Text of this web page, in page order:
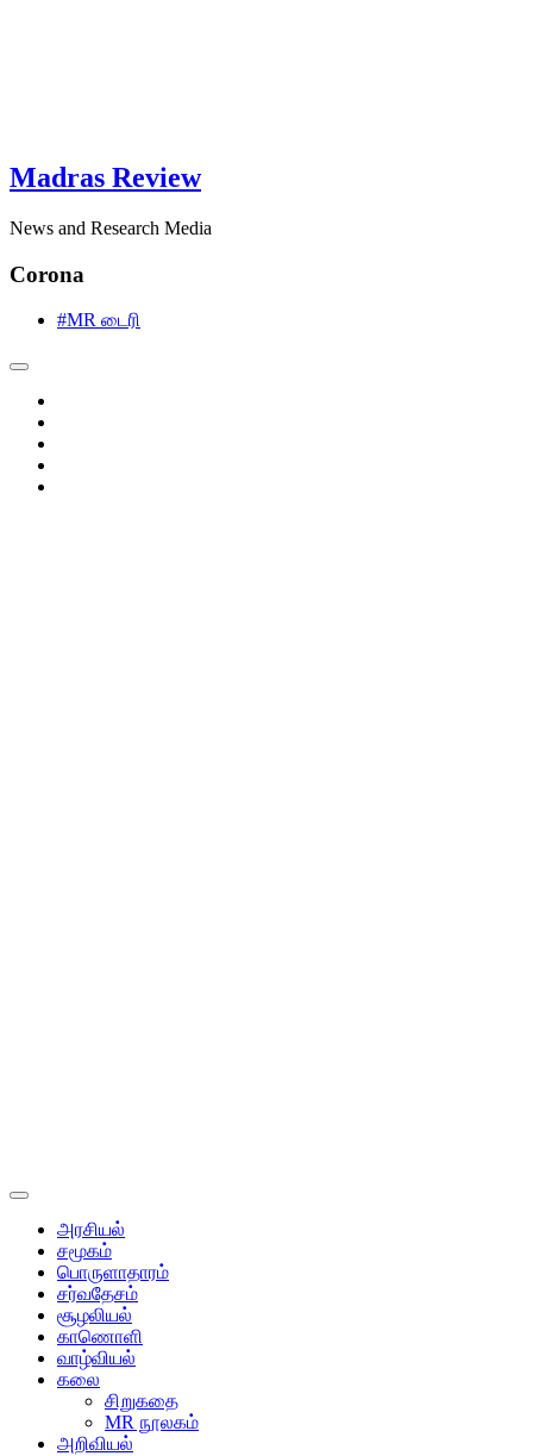
Madras Review
News and Research Media
Corona
#MR டைரி
அரசியல்
சமூகம்
பொருளாதாரம்
சர்வதேசம்
சூழலியல்
காணொளி
வாழ்வியல்
கலை
சிறுகதை
MR நூலகம்
அறிவியல்